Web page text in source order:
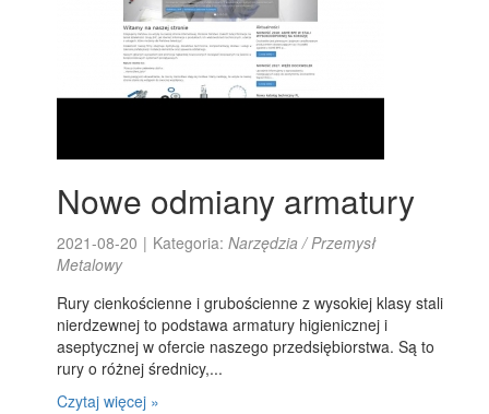
Nowe odmiany armatury
2021-08-20 | Kategoria:Narzędzia / Przemysł
Metalowy
Rury cienkościenne i grubościenne z wysokiej klasy stali
nierdzewnej to podstawa armatury higienicznej i
aseptycznej w ofercie naszego przedsiębiorstwa. Są to
rury o różnej średnicy,...
Czytaj więcej »